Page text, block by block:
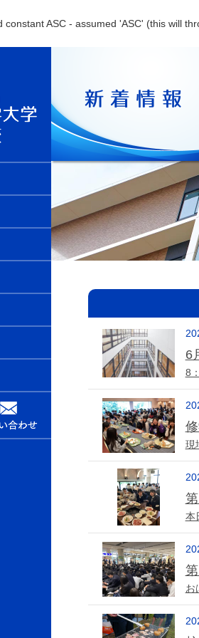
constant ASC - assumed 'ASC' (this will
6
8
現
本
お